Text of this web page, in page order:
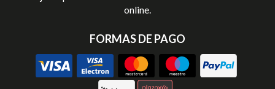
online.
FORMAS DE PAGO